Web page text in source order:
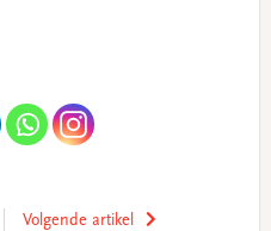
Volgende artikel